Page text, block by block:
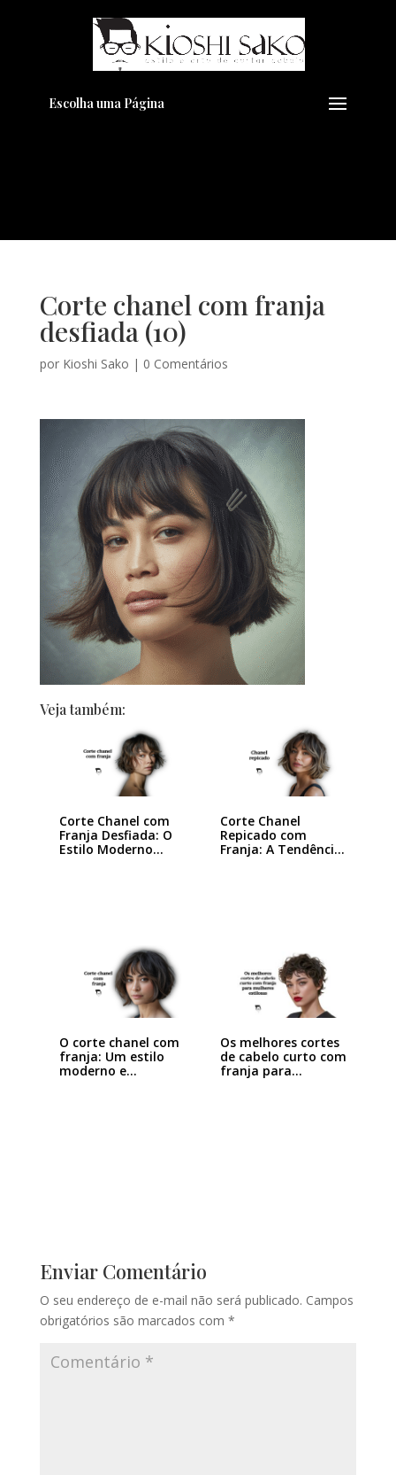
Escolha uma Página
Corte chanel com franja
desfiada (10)
por Kioshi Sako | 0 Comentários
Veja também:
Corte Chanel com
Franja Desfiada: O
Estilo Moderno…
Corte Chanel
Repicado com
Franja: A Tendência
O corte chanel com
franja: Um estilo
moderno e…
Os melhores cortes
de cabelo curto com
franja para…
Enviar Comentário
O seu endereço de e-mail não será publicado. Campos
obrigatórios são marcados com *
Pensando em transformar seu
Visual??